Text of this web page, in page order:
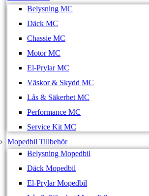
Belysning MC
Däck MC
Chassie MC
Motor MC
El-Prylar MC
Väskor & Skydd MC
Lås & Säkerhet MC
Performance MC
Service Kit MC
Mopedbil Tillbehör
Belysning Mopedbil
Däck Mopedbil
El-Prylar Mopedbil